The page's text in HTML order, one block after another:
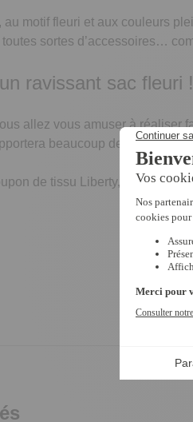
au motif fleuri et aux couleurs
sortes d’accessoires…
ravissant sac fleuri !
allez vous amuser à réaliser
beaucoup de féminité et
de tissu Liberty, un